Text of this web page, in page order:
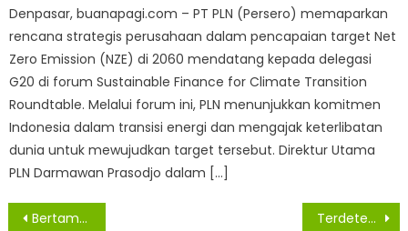
Denpasar, buanapagi.com – PT PLN (Persero) memaparkan
rencana strategis perusahaan dalam pencapaian target Net
Zero Emission (NZE) di 2060 mendatang kepada delegasi
G20 di forum Sustainable Finance for Climate Transition
Roundtable. Melalui forum ini, PLN menunjukkan komitmen
Indonesia dalam transisi energi dan mengajak keterlibatan
dunia untuk mewujudkan target tersebut. Direktur Utama
PLN Darmawan Prasodjo dalam […]
Navigasi
Bertambah Tiga Belas Warga Asahan Konfirmasi Dan Lima Orang Sembuh Dari Virus Covid -19 Terdeteksi 25 Hot Spot di Sumut, Wagubsu Minta Semua Pihak Waspada Karhutla